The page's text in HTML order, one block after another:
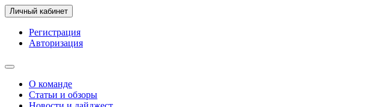
Личный кабинет
Регистрация
Авторизация
О команде
Статьи и обзоры